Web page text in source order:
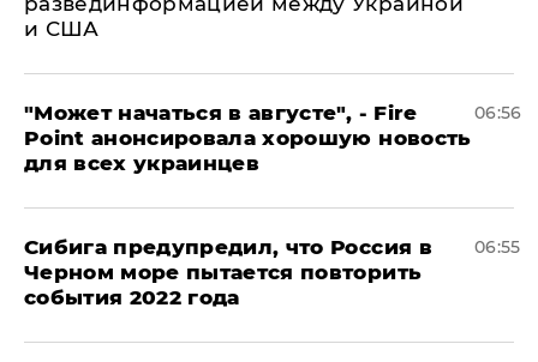
и США
"Может начаться в августе", - Fire
Point анонсировала хорошую новость
для всех украинцев
06:56
Сибига предупредил, что Россия в
Черном море пытается повторить
события 2022 года
06:55